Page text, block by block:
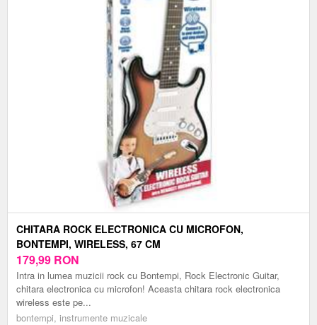
CHITARA ROCK ELECTRONICA CU MICROFON,
BONTEMPI, WIRELESS, 67 CM
179,99 RON
Intra in lumea muzicii rock cu Bontempi, Rock Electronic Guitar,
chitara electronica cu microfon! Aceasta chitara rock electronica
wireless este pe...
bontempi, instrumente muzicale